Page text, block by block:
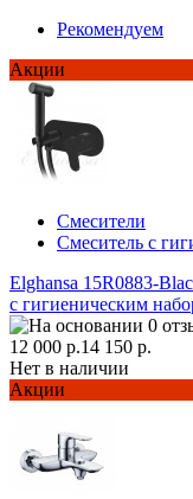
Рекомендуем
Акции
Смесители
Смеситель с
Elghansa 15R0883-
с гигиеническим
12 000 р.14 150 р.
Нет в наличии
Акции